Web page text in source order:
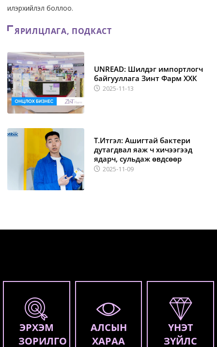
илэрхийлэл боллоо.
ЯРИЛЦЛАГА, ПОДКАСТ
UNREAD: Шилдэг импортлогч
байгууллага Зинт Фарм ХХК
2025-11-13
Т.Итгэл: Ашигтай бактери
дутагдвал яаж ч хичээгээд
ядарч, сульдаж өвдсөөр
2025-11-09
ЭРХЭМ
ЗОРИЛГО
АЛСЫН
ХАРАА
ҮНЭТ
ЗҮЙЛС